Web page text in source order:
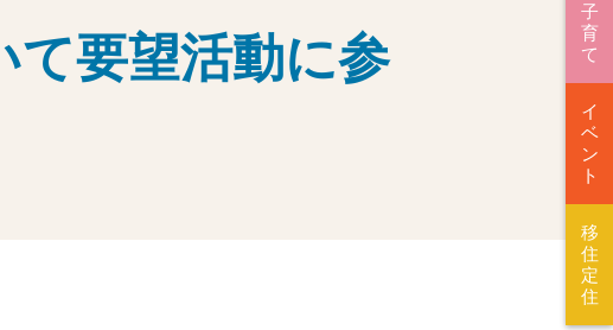
て要望活動に参
子
育
て
イ
ベ
ン
ト
移
住
定
住